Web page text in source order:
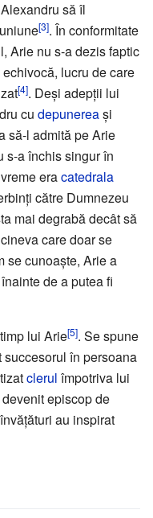
să îl
[3]. În conformitate
Arie nu s-a dezis faptic
lucru de care
[4]. Deși adepții lui
cu depunereași
să-l admită pe Arie
s-a închis singur în
eracatedrala
către Dumnezeu
mai degrabă decât să
care doar se
se cunoaște, Arie a
de a putea fi
lui Arie[5]. Se spune
în persoana
clerul împotriva lui
episcop de
au inspirat